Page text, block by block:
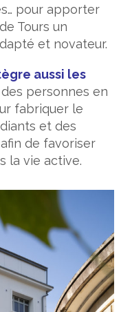
pour apporter
Tours un
et novateur.
aussi les
personnes en
fabriquer le
et des
de favoriser
la vie active.